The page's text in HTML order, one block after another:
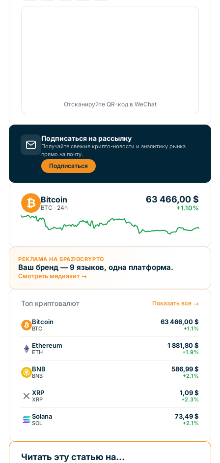
Отсканируйте QR-код в WeChat
Подписаться на рассылку
Получайте свежие крипто-новости и аналитику рынка
прямо на почту.
Подписаться
₿ Bitcoin
BTC · 24h
63 466,00 $
+1.10%
РЕКЛАМА НА SPAZIOCRYPTO
Ваш бренд — 9 языков, одна платформа.
Смотреть медиакит →
Топ криптовалют Показать все →
Bitcoin
BTC
63 466,00 $
+1.1%
Ethereum
ETH
1 881,80 $
+1.9%
BNB
BNB
586,99 $
+2.1%
XRP
XRP
1,09 $
+2.3%
Solana
SOL
73,49 $
+2.1%
Читать эту статью на...